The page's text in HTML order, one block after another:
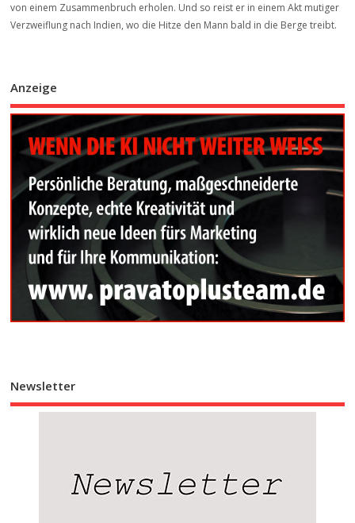
von einem Zusammenbruch erholen. Und so reist er in einem Akt mutiger
Verzweiflung nach Indien, wo die Hitze den Mann bald in die Berge treibt.
Anzeige
Newsletter